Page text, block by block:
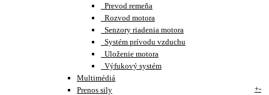
Prevod remeňa
Rozvod motora
Senzory riadenia motora
Systém prívodu vzduchu
Uloženie motora
Výfukový systém
Multimédiá
Prenos sily
+-